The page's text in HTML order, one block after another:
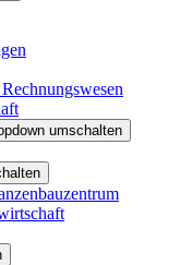
umschalten